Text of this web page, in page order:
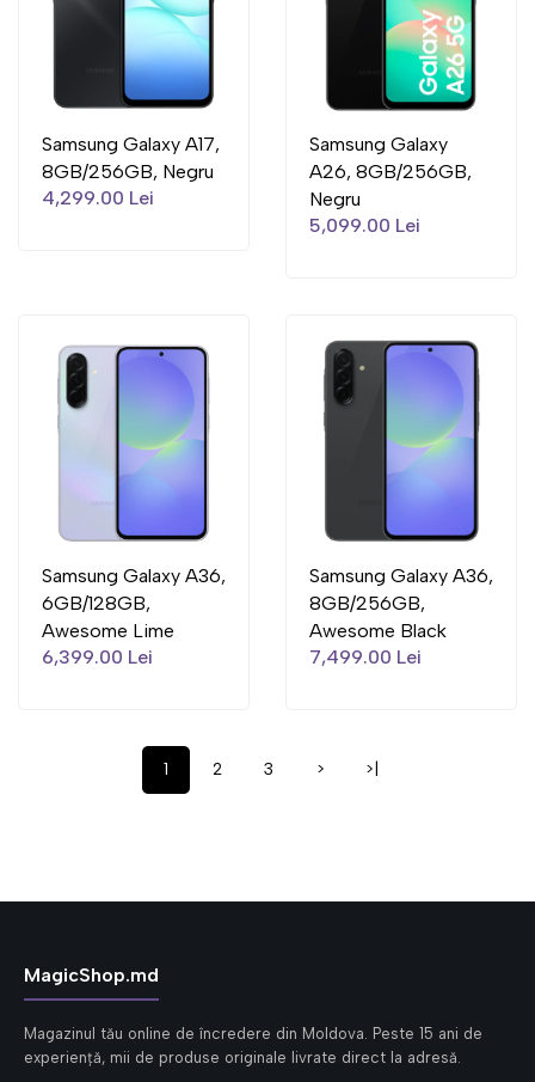
Samsung Galaxy A17,
8GB/256GB, Negru
4,299.00 Lei
Samsung Galaxy
A26, 8GB/256GB,
Negru
5,099.00 Lei
Samsung Galaxy A36,
6GB/128GB,
Awesome Lime
6,399.00 Lei
Samsung Galaxy A36,
8GB/256GB,
Awesome Black
7,499.00 Lei
1 2 3 > >|
MagicShop.md
Magazinul tău online de încredere din Moldova. Peste 15 ani de
experiență, mii de produse originale livrate direct la adresă.